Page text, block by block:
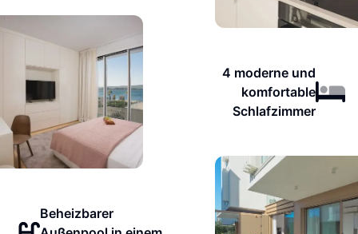
4 moderne und
komfortable
Schlafzimmer
Beheizbarer